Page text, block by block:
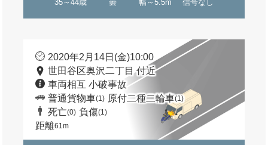
35～44歳 曇 幅～5.5m 信号なし
2020年2月14日(金)10:00
世田谷区奥沢二丁目 付近
車両相互 小破事故
普通貨物車(1) 原付二種二輪車(1)
死亡(0) 負傷(1)
距離61m